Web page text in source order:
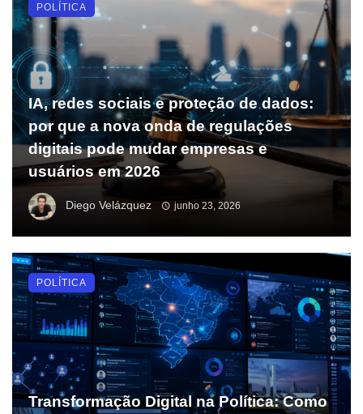
IA, redes sociais e proteção de dados:
por que a nova onda de regulações
digitais pode mudar empresas e
usuários em 2026
Diego Velázquez junho 23, 2026
POLÍTICA
Transformação Digital na Política: Como
POLÍTICA